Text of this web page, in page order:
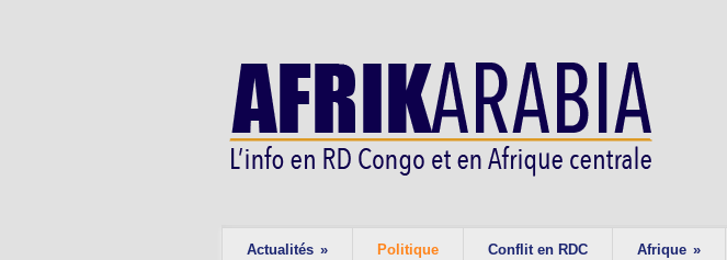
Actualités » Politique Conflit en RDC Afrique »